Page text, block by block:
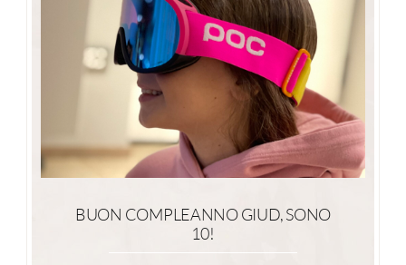
BUON COMPLEANNO GIUD, SONO
10!